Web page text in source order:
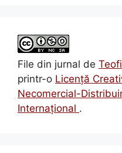
File din jurnal de
printr-o Licenţă
Necomercial-
Internațional .